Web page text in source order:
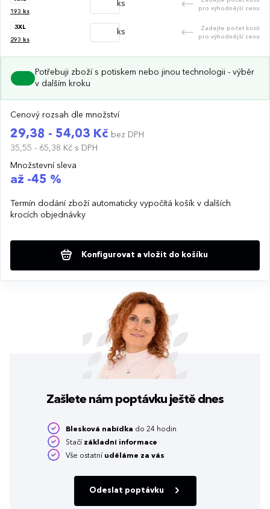
193 ks
ks
pro výhodnější cenu
3XL
293 ks
ks
Zadejte počet kusů
pro výhodnější cenu
Potřebuji zboží s potiskem nebo jinou technologii - výběr
v dalším kroku
Cenový rozsah dle množství
29,38 - 54,03 Kč bez DPH
35,55 - 65,38 Kč s DPH
Množstevní sleva
až -45 %
Termín dodání zboží automaticky vypočítá košík v dalších
krocích objednávky
Konfigurovat a vložit do košíku
Zašlete nám poptávku ještě dnes
Blesková nabídka do 24 hodin
Stačí základní informace
Vše ostatní uděláme za vás
Odeslat poptávku